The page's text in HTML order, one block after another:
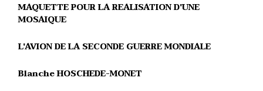
MAQUETTE POUR LA REALISATION D'UNE
MOSAIQUE
L'AVION DE LA SECONDE GUERRE MONDIALE
Blanche HOSCHEDE-MONET